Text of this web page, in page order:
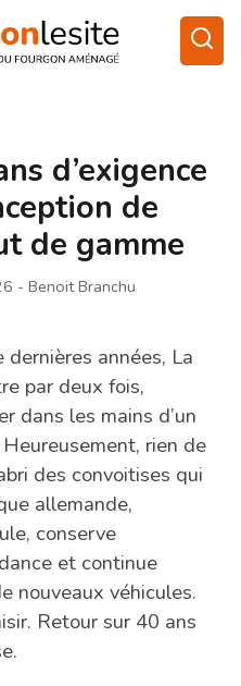
d’exigence
de
de gamme
- Benoit Branchu
années, La
par deux fois,
dans les mains d’un
rien de
des convoitises qui
allemande,
conserve
et continue
nouveaux véhicules.
Retour sur 40 ans